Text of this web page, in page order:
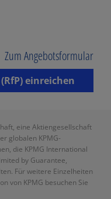
Zum Angebotsformular
einreichen
eine Aktiengesellschaft
globalen KPMG-
die KPMG International
by Guarantee,
Für weitere Einzelheiten
von KPMG besuchen Sie